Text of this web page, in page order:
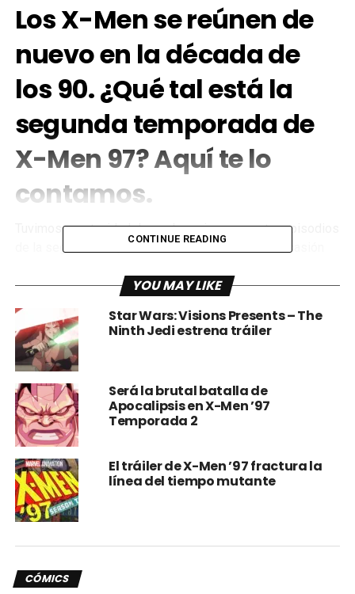
Los X-Men se reúnen de
nuevo en la década de
los 90. ¿Qué tal está la
segunda temporada de
X-Men 97? Aquí te lo
contamos.
Tuvimos oportunidad de ver los primeros cuatro episodios
de la segunda temporada de X-Men 97. En esta ocasión
que trasciende el tiempo: Apocalipsis.
¿De qué trata la segunda
temporada de X-Men 97?
La segunda temporada de
CONTINUE READING
YOU MAY LIKE
Star Wars: Visions Presents – The
Ninth Jedi estrena tráiler
Será la brutal batalla de
Apocalipsis en X-Men ’97
Temporada 2
El tráiler de X-Men ’97 fractura la
línea del tiempo mutante
CÓMICS